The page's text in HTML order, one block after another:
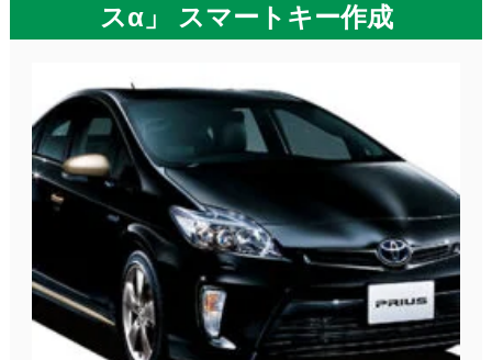
スα」 スマートキー作成